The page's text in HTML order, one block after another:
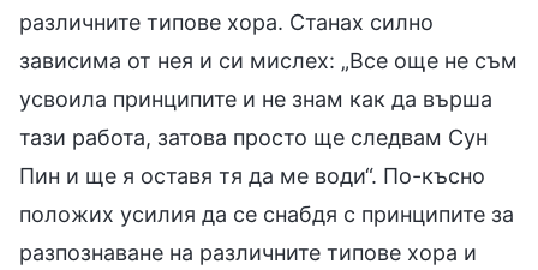
различните типове хора. Станах силно
зависима от нея и си мислех: „Все още не съм
усвоила принципите и не знам как да върша
тази работа, затова просто ще следвам Сун
Пин и ще я оставя тя да ме води“. По-късно
положих усилия да се снабдя с принципите за
разпознаване на различните типове хора и